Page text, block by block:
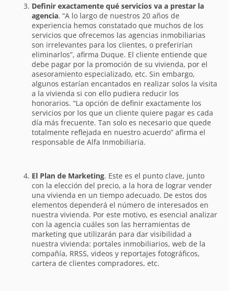
Definir exactamente qué servicios va a prestar la
agencia. “A lo largo de nuestros 20 años de
experiencia hemos constatado que muchos de los
servicios que ofrecemos las agencias inmobiliarias
son irrelevantes para los clientes, o preferirían
eliminarlos”, afirma Duque. El cliente entiende que
debe pagar por la promoción de su vivienda, por el
asesoramiento especializado, etc. Sin embargo,
algunos estarían encantados en realizar solos la visita
a la vivienda si con ello pudiera reducir los
honorarios. “La opción de definir exactamente los
servicios por los que un cliente quiere pagar es cada
día más frecuente. Tan solo es necesario que quede
totalmente reflejada en nuestro acuerdo” afirma el
responsable de Alfa Inmobiliaria.
El Plan de Marketing. Este es el punto clave, junto
con la elección del precio, a la hora de lograr vender
una vivienda en un tiempo adecuado. De estos dos
elementos dependerá el número de interesados en
nuestra vivienda. Por este motivo, es esencial analizar
con la agencia cuáles son las herramientas de
marketing que utilizarán para dar visibilidad a
nuestra vivienda: portales inmobiliarios, web de la
compañía, RRSS, videos y reportajes fotográficos,
cartera de clientes compradores, etc.